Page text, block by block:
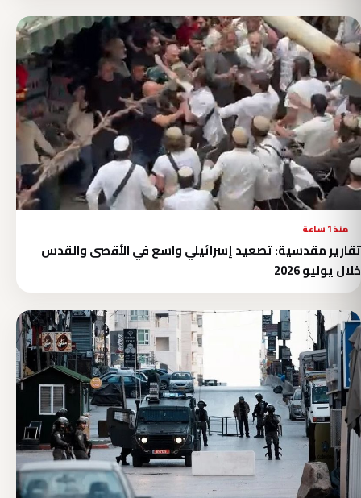
منذ 1 ساعة
تقارير مقدسية: تصعيد إسرائيلي واسع في الأقصى والقدس
خلال يوليو 2026